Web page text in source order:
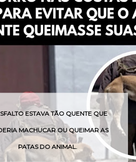
O VENENO DESSA COBRA
POUCAS HORAS